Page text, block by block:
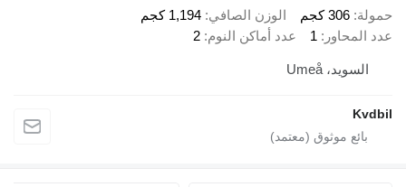
الوزن الصافي 1,194 كجم
1 عدد أماكن النوم 2